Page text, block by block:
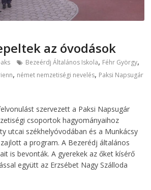
az óvodások
Bezeérdj Általános Iskola, Féhr György,
, német nemzetiségi nevelés, Paksi Napsugár
szervezett a Paksi Napsugár
csoportok hagyományaihoz
utcai székhelyóvodában és a Munkácsy
a program. A Bezerédj általános
is bevonták. A gyerekek az őket kísérő
együtt az Erzsébet Nagy Szálloda